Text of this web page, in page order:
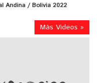
Andina / Bolivia 2022
Más Videos »